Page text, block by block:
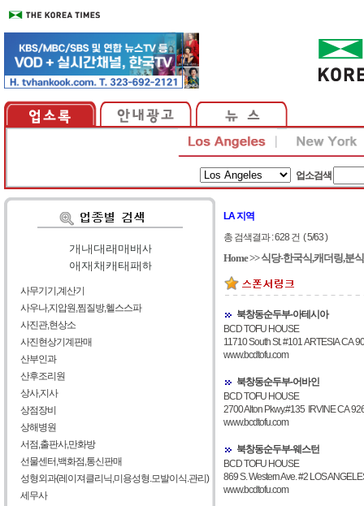
업소검색
가| 나| 다| 라| 마| 바| 사
아| 자| 차| 카| 타| 파| 하
사무기기,계산기
사우나,지압원,찜질방,헬스스파
사진관,현상소
사진현상기계판매
산부인과
산후조리원
상사,지사
상점장비
상해병원
서점,출판사,만화방
선물센터,백화점,통신판매
성형외과(레이져클리닉,미용성형.모발이식.관리)
세무사
LA 지역
총 검색결과 : 628 건 ( 5/63 )
Home>>식당-한국식,캐더링,분
북창동순두부-아테시아
BCD TOFU HOUSE
11710 South St. #101 ARTESIA CA
www.bcdtofu.com
북창동순두부-어바인
BCD TOFU HOUSE
2700 Alton Pkwy.#135 IRVINE CA
www.bcdtofu.com
북창동순두부-웨스턴
BCD TOFU HOUSE
869 S. Western Ave. #2 LOS
www.bcdtofu.com